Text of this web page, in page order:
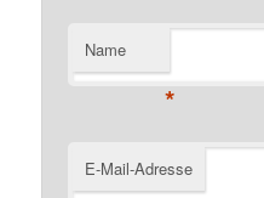
Name
*
E-Mail-Adresse